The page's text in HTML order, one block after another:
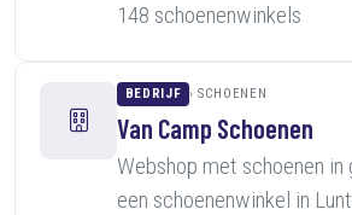
148 schoenenwinkels
BEDRIJF SCHOENEN
Van Camp Schoenen
Webshop met schoenen in
een schoenenwinkel in